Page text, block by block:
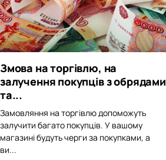
Змова на торгівлю, на
залучення покупців з обрядами
та...
Замовляння на торгівлю допоможуть
залучити багато покупців. У вашому
магазині будуть черги за покупками, а
ви...